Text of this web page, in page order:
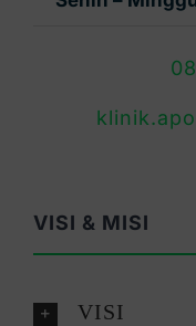
VISI & MISI
VISI